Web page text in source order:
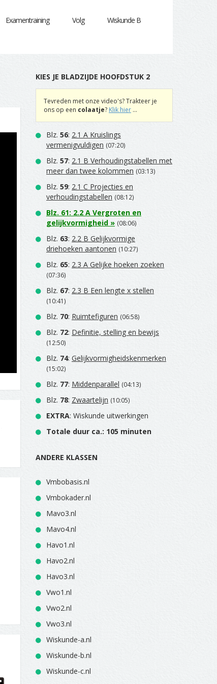
Examentraining Volg Wiskunde B
KIES JE BLADZIJDE HOOFDSTUK 2
Tevreden met onze video's? Trakteer je
ons op een colaatje? Klik hier ...
Blz. 56: 2.1 A Kruislings
vermenigvuldigen (07:20)
Blz. 57: 2.1 B Verhoudingstabellen met
meer dan twee kolommen (03:13)
Blz. 59: 2.1 C Projecties en
verhoudingstabellen (08:12)
Blz. 61: 2.2 A Vergroten en
gelijkvormigheid » (08:06)
Blz. 63: 2.2 B Gelijkvormige
driehoeken aantonen (10:27)
Blz. 65: 2.3 A Gelijke hoeken zoeken
(07:36)
Blz. 67: 2.3 B Een lengte x stellen
(10:41)
Blz. 70: Ruimtefiguren (06:58)
Blz. 72: Definitie, stelling en bewijs
(12:50)
Blz. 74: Gelijkvormigheidskenmerken
(15:02)
Blz. 77: Middenparallel (04:13)
Blz. 78: Zwaartelijn (10:05)
EXTRA: Wiskunde uitwerkingen
Totale duur ca.: 105 minuten
ANDERE KLASSEN
Vmbobasis.nl
Vmbokader.nl
Mavo3.nl
Mavo4.nl
Havo1.nl
Havo2.nl
Havo3.nl
Vwo1.nl
Vwo2.nl
Vwo3.nl
Wiskunde-a.nl
Wiskunde-b.nl
Wiskunde-c.nl